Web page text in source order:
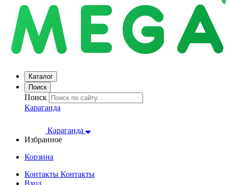
Каталог
Поиск
Поиск
Караганда
Караганда
Избранное
Корзина
Контакты Контакты
Вход